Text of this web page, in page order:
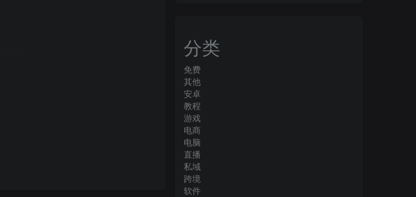
分类
免费
其他
安卓
教程
游戏
电商
电脑
直播
私域
跨境
软件